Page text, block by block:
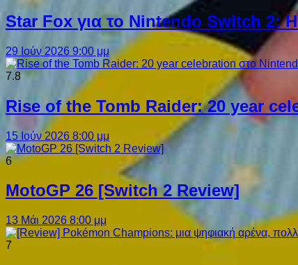
Star Fox για το Nintendo Switch 2:
29 Ιούν 2026 9:00 μμ
7.8
Rise of the Tomb Raider: 20 year
15 Ιούν 2026 8:00 μμ
6
MotoGP 26 [Switch 2 Review]
13 Μάι 2026 8:00 μμ
7